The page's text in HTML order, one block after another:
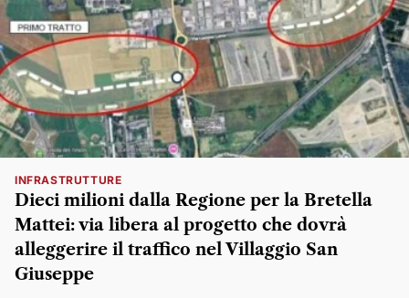
INFRASTRUTTURE
Dieci milioni dalla Regione per la Bretella
Mattei: via libera al progetto che dovrà
alleggerire il traffico nel Villaggio San
Giuseppe